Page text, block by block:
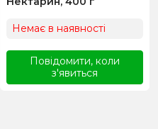
Немає в наявності
Повідомити, коли
з'явиться